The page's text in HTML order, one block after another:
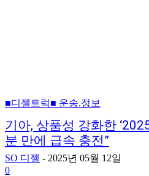
■디젤트럭■ 운송.정보
기아, 상품성 강화한
분 만에 급속 충전”
SO 디젤 - 2025년 05월 12일
0